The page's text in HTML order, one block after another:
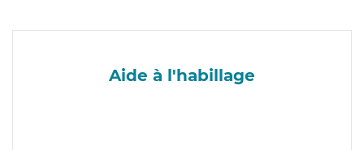
Aide à l'habillage